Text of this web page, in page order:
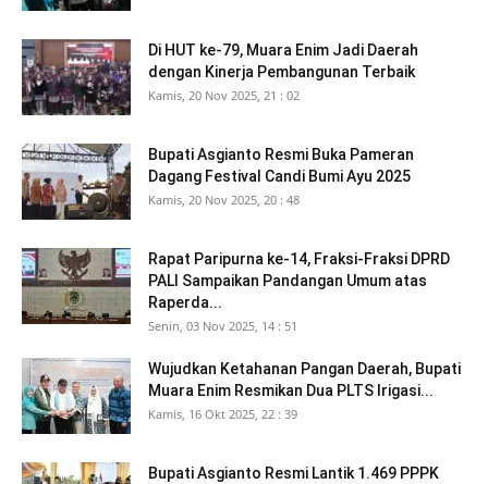
Di HUT ke-79, Muara Enim Jadi Daerah
dengan Kinerja Pembangunan Terbaik
Kamis, 20 Nov 2025, 21 : 02
Bupati Asgianto Resmi Buka Pameran
Dagang Festival Candi Bumi Ayu 2025
Kamis, 20 Nov 2025, 20 : 48
Rapat Paripurna ke-14, Fraksi-Fraksi DPRD
PALI Sampaikan Pandangan Umum atas
Raperda...
Senin, 03 Nov 2025, 14 : 51
Wujudkan Ketahanan Pangan Daerah, Bupati
Muara Enim Resmikan Dua PLTS Irigasi...
Kamis, 16 Okt 2025, 22 : 39
Bupati Asgianto Resmi Lantik 1.469 PPPK